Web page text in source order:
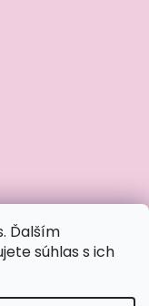
Ďalším
súhlas s ich
opýtať?